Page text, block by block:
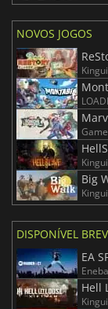
NOVOS JOGOS
Big
DISPONÍVEL
EA
Eneba
Hell